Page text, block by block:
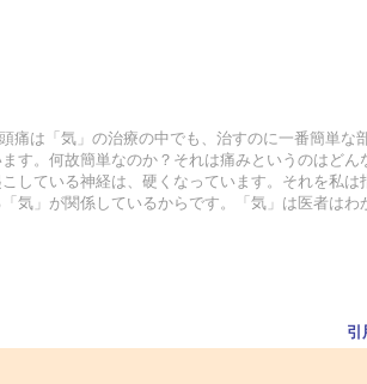
は「気」の治療の中でも、治すのに一番簡単
。何故簡単なのか？それは痛みというのはど
している神経は、硬くなっています。それを私
」が関係しているからです。「気」は医者はわ
引